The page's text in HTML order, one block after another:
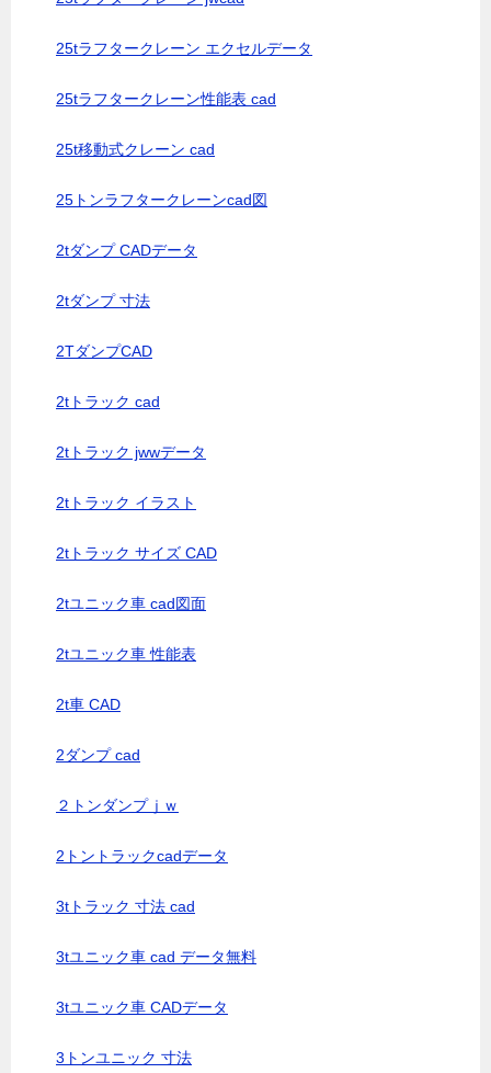
25tラフタークレーン エクセルデータ
25tラフタークレーン性能表 cad
25t移動式クレーン cad
25トンラフタークレーンcad図
2tダンプ CADデータ
2tダンプ 寸法
2TダンプCAD
2tトラック cad
2tトラック jwwデータ
2tトラック イラスト
2tトラック サイズ CAD
2tユニック車 cad図面
2tユニック車 性能表
2t車 CAD
2ダンプ cad
２トンダンプｊｗ
2トントラックcadデータ
3tトラック 寸法 cad
3tユニック車 cad データ無料
3tユニック車 CADデータ
3トンユニック 寸法